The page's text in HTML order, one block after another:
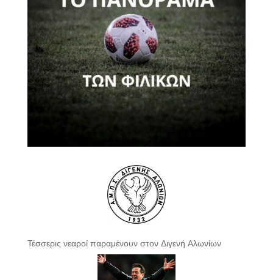
Τέσσερις νεαροί παραμένουν στον Διγενή Αλωνίων